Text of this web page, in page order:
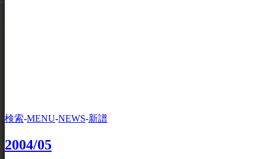
検索-MENU-NEWS-新譜
2004/05